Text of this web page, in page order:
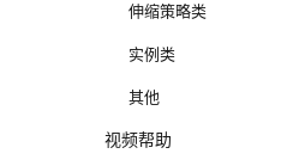
伸缩策略类
实例类
其他
视频帮助